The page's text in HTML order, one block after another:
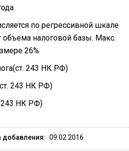
по регрессивной шкале
объема налоговой базы. Макс.
26%
243 НК РФ)
243 НК РФ)
243 НК РФ)
добавления: 09.02.2016